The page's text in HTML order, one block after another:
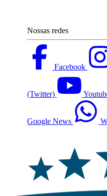
Nossas redes
Facebook
(Twitter)
Google News